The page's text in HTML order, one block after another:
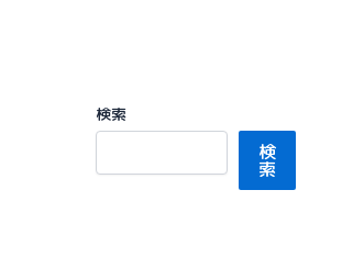
検索
検
索